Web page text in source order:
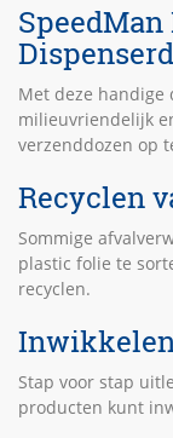
Met deze handige
milieuvriendelijk
verzenddozen op
Recyclen
Sommige
plastic folie te
recyclen.
Stap voor stap
producten kunt